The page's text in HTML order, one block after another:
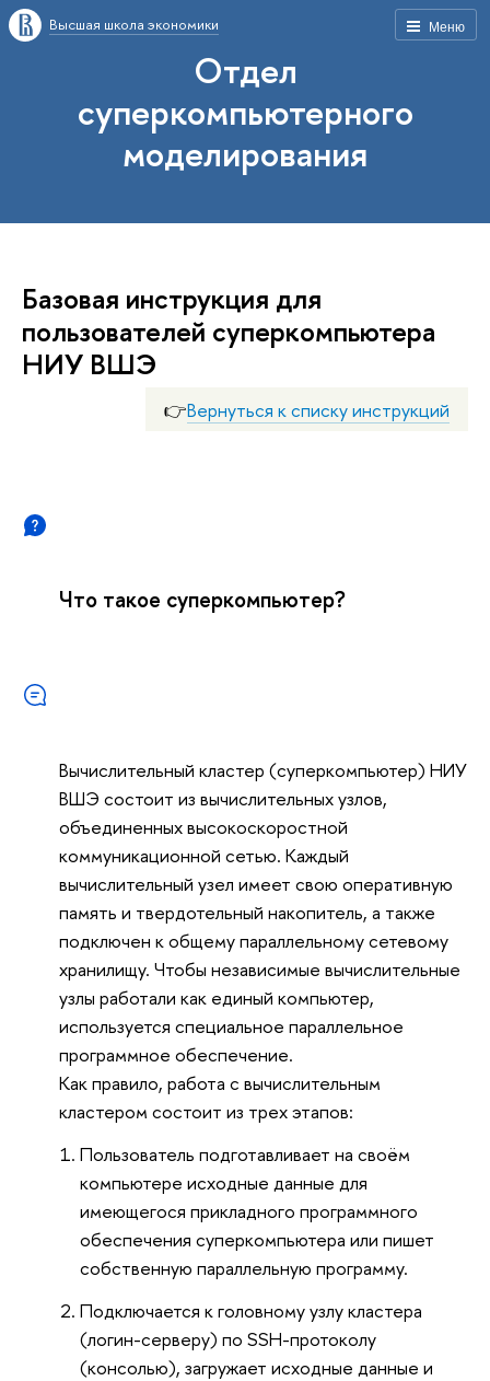
Меню
Высшая школа экономики
Отдел
суперкомпьютерного
моделирования
Базовая инструкция для
пользователей суперкомпьютера
НИУ ВШЭ
👉Вернуться к списку инструкций
Что такое суперкомпьютер?
Вычислительный кластер (суперкомпьютер) НИУ
ВШЭ состоит из вычислительных узлов,
объединенных высокоскоростной
коммуникационной сетью. Каждый
вычислительный узел имеет свою оперативную
память и твердотельный накопитель, а также
подключен к общему параллельному сетевому
хранилищу. Чтобы независимые вычислительные
узлы работали как единый компьютер,
используется специальное параллельное
программное обеспечение.
Как правило, работа с вычислительным
кластером состоит из трех этапов:
Пользователь подготавливает на своём
компьютере исходные данные для
имеющегося прикладного программного
обеспечения суперкомпьютера или пишет
собственную параллельную программу.
Подключается к головному узлу кластера
(логин-серверу) по SSH-протоколу
(консолью), загружает исходные данные и